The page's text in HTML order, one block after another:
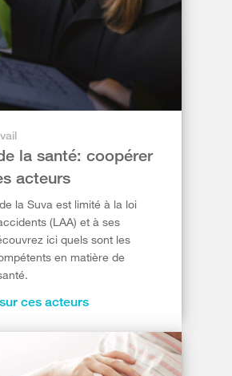
la santé: coopérer
acteurs
la Suva est limité à la loi
(LAA) et à ses
ici quels sont les
en matière de
ces acteurs